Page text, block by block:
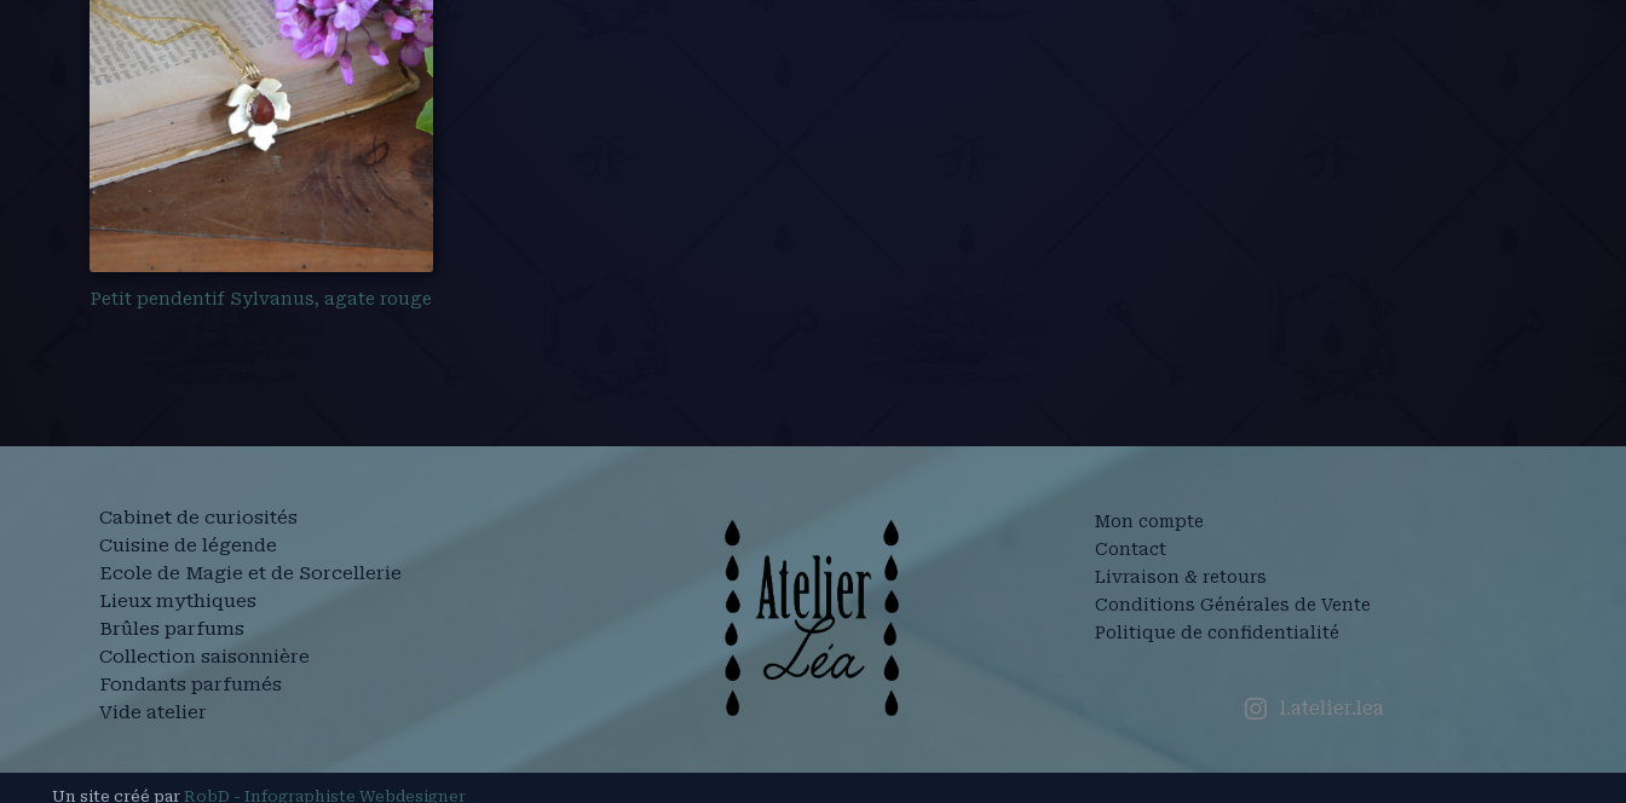
Petit pendentif Sylvanus, agate rouge
Cabinet de curiosités
Cuisine de légende
Ecole de Magie et de Sorcellerie
Lieux mythiques
Brûles parfums
Collection saisonnière
Fondants parfumés
Vide atelier
Mon compte
Contact
Livraison & retours
Conditions Générales de Vente
Politique de confidentialité
l.atelier.lea
Un site créé par RobD - Infographiste Webdesigner